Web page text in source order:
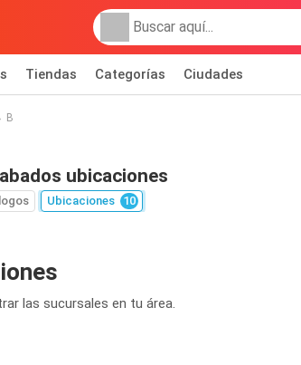
Tiendas Categorías Ciudades
B
ubicaciones
Ubicaciones 10
las sucursales en tu área.